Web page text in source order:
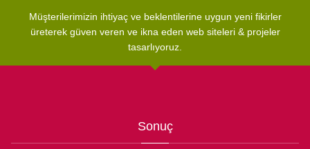
Müşterilerimizin ihtiyaç ve beklentilerine uygun yeni fikirler
üreterek güven veren ve ikna eden web siteleri & projeler
tasarlıyoruz.
Sonuç